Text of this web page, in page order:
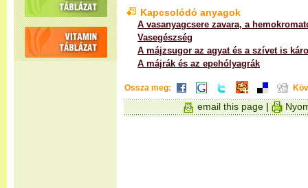
Kapcsolódó anyagok
A vasanyagcsere zavara, a
Vasegészség
A májzsugor az agyat és a szívet is
A májrák és az epehólyagrák
Ossza meg:
email this page |